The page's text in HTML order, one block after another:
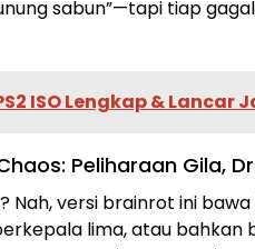
sabun”—tapi tiap
ISO Lengkap & Lancar
Peliharaan Gila,
Nah, versi brainrot ini
lima, atau bahkan